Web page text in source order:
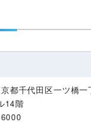
都千代田区一ツ橋
14階
6000